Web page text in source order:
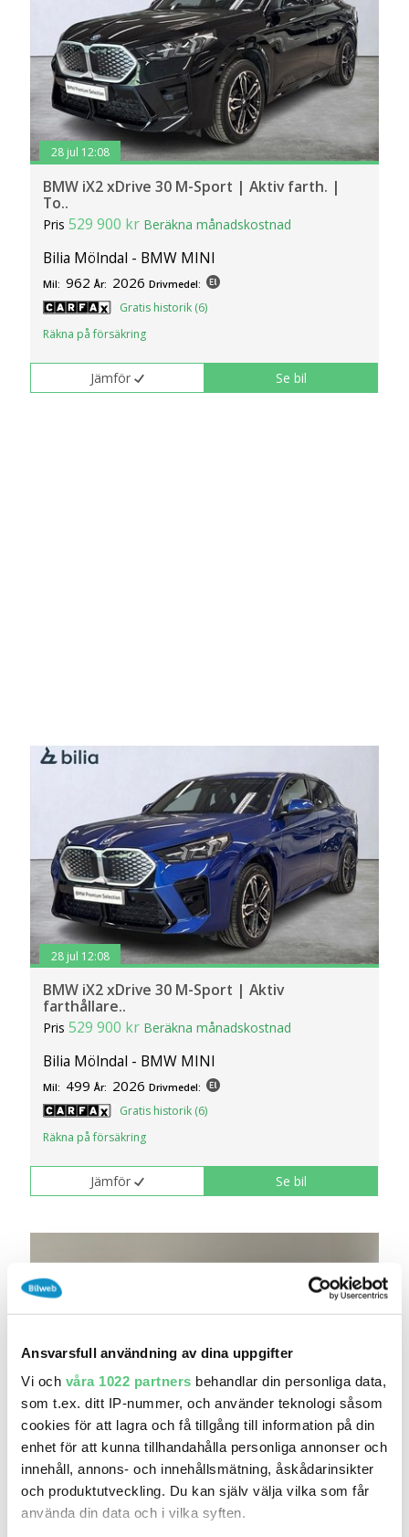
Ansvarsfull användning av dina uppgifter
Vi och våra 1022 partners behandlar din personliga data,
som t.ex. ditt IP-nummer, och använder teknologi såsom
cookies för att lagra och få tillgång till information på din
enhet för att kunna tillhandahålla personliga annonser och
innehåll, annons- och innehållsmätning, åskådarinsikter
och produktutveckling. Du kan själv välja vilka som får
använda din data och i vilka syften.
28 jul 12:08
BMW iX2 xDrive 30 M-Sport | Aktiv farth. |
To..
Pris529 900 kr Beräkna månadskostnad
Bilia Mölndal - BMW MINI
Mil: 962 År: 2026 Drivmedel:
Gratis historik (6)
Räkna på försäkring
Jämför Se bil
28 jul 12:08
BMW iX2 xDrive 30 M-Sport | Aktiv
farthållare..
Pris529 900 kr Beräkna månadskostnad
Bilia Mölndal - BMW MINI
Mil: 499 År: 2026 Drivmedel:
Gratis historik (6)
Räkna på försäkring
Jämför Se bil
28 jul 07:19
BMW iX2 xDrive30, M-Sport. Driving Assistant..
Pris519 000 kr Beräkna månadskostnad